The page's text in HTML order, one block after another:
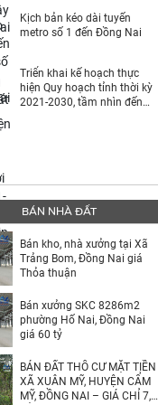
Kịch bản kéo dài tuyến
metro số 1 đến Đồng Nai
Triển khai kế hoạch thực
hiện Quy hoạch tỉnh thời kỳ
2021-2030, tầm nhìn đến
BÁN NHÀ ĐẤT
Bán kho, nhà xưởng tại Xã
Trảng Bom, Đồng Nai giá
Thỏa thuận
Bán xưởng SKC 8286m2
phường Hố Nai, Đồng Nai
giá 60 tỷ
BÁN ĐẤT THỔ CƯ MẶT TIỀN
XÃ XUÂN MỸ, HUYỆN CẨM
MỸ, ĐỒNG NAI – GIÁ CHỈ 7,9